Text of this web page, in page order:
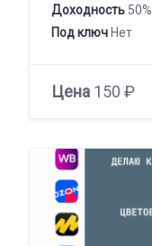
Доходность 50%
Под ключНет
Цена 150 ₽